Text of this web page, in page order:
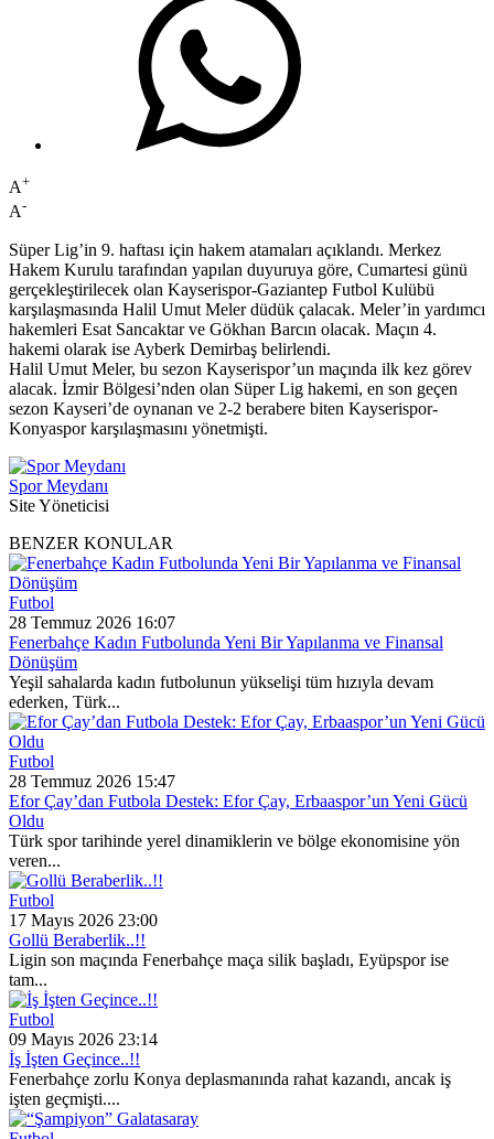
A+
A-
Süper Lig’in 9. haftası için hakem atamaları açıklandı. Merkez
Hakem Kurulu tarafından yapılan duyuruya göre, Cumartesi günü
gerçekleştirilecek olan Kayserispor-Gaziantep Futbol Kulübü
karşılaşmasında Halil Umut Meler düdük çalacak. Meler’in yardımcı
hakemleri Esat Sancaktar ve Gökhan Barcın olacak. Maçın 4.
hakemi olarak ise Ayberk Demirbaş belirlendi.
Halil Umut Meler, bu sezon Kayserispor’un maçında ilk kez görev
alacak. İzmir Bölgesi’nden olan Süper Lig hakemi, en son geçen
sezon Kayseri’de oynanan ve 2-2 berabere biten Kayserispor-
Konyaspor karşılaşmasını yönetmişti.
Spor Meydanı
Site Yöneticisi
BENZER KONULAR
Futbol
28 Temmuz 2026 16:07
Fenerbahçe Kadın Futbolunda Yeni Bir Yapılanma ve Finansal
Dönüşüm
Yeşil sahalarda kadın futbolunun yükselişi tüm hızıyla devam
ederken, Türk...
Futbol
28 Temmuz 2026 15:47
Efor Çay’dan Futbola Destek: Efor Çay, Erbaaspor’un Yeni Gücü
Oldu
Türk spor tarihinde yerel dinamiklerin ve bölge ekonomisine yön
veren...
Futbol
17 Mayıs 2026 23:00
Gollü Beraberlik..!!
Ligin son maçında Fenerbahçe maça silik başladı, Eyüpspor ise
tam...
Futbol
09 Mayıs 2026 23:14
İş İşten Geçince..!!
Fenerbahçe zorlu Konya deplasmanında rahat kazandı, ancak iş
işten geçmişti....